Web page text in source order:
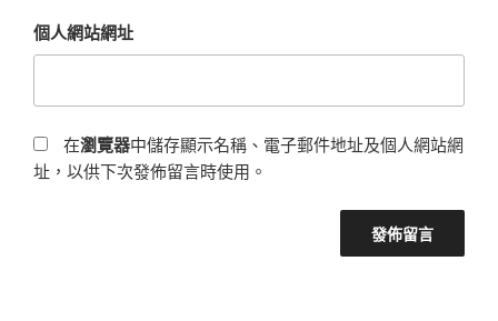
個人網站網址
在瀏覽器中儲存顯示名稱、電子郵件地址及個人網站網
址，以供下次發佈留言時使用。